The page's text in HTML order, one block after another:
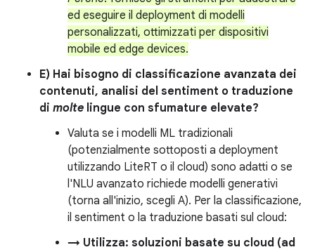
ed eseguire il deployment di modelli
personalizzati, ottimizzati per dispositivi
mobile ed edge devices.
E) Hai bisogno di classificazione avanzata dei
contenuti, analisi del sentiment o traduzione
di molte lingue con sfumature elevate?
Valuta se i modelli ML tradizionali
(potenzialmente sottoposti a deployment
utilizzando LiteRT o il cloud) sono adatti o se
l'NLU avanzato richiede modelli generativi
(torna all'inizio, scegli A). Per la classificazione,
il sentiment o la traduzione basati sul cloud:
→ Utilizza: soluzioni basate su cloud (ad